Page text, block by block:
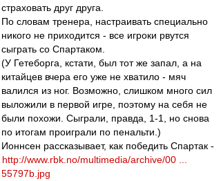
страховать друг друга.
По словам тренера, настраивать специально
никого не приходится - все игроки рвутся
сыграть со Спартаком.
(У Гетеборга, кстати, был тот же запал, а на
китайцев вчера его уже не хватило - мяч
валился из ног. Возможно, слишком много сил
выложили в первой игре, поэтому на себя не
были похожи. Сыграли, правда, 1-1, но снова
по итогам проиграли по пенальти.)
Ионнсен рассказывает, как победить Спартак -
http://www.rbk.no/multimedia/archive/00 ...
55797b.jpg